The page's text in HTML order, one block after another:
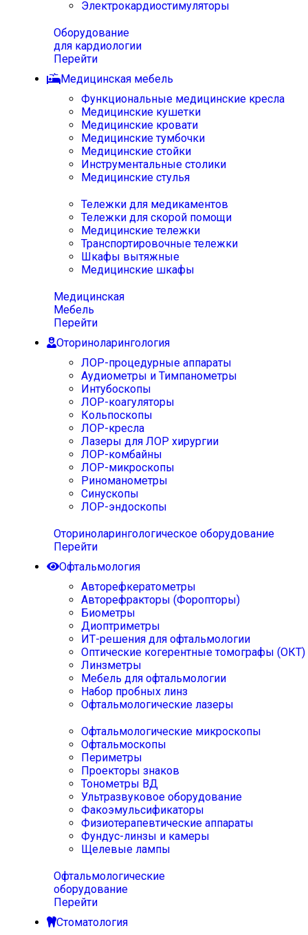
Электрокардиостимуляторы
Оборудование
для кардиологии
Перейти
Медицинская мебель
Функциональные медицинские кресла
Медицинские кушетки
Медицинские кровати
Медицинские тумбочки
Медицинские стойки
Инструментальные столики
Медицинские стулья
Тележки для медикаментов
Тележки для скорой помощи
Медицинские тележки
Транспортировочные тележки
Шкафы вытяжные
Медицинские шкафы
Медицинская
Мебель
Перейти
Оториноларингология
ЛОР-процедурные аппараты
Аудиометры и Тимпанометры
Интубоскопы
ЛОР-коагуляторы
Кольпоскопы
ЛОР-кресла
Лазеры для ЛОР хирургии
ЛОР-комбайны
ЛОР-микроскопы
Риноманометры
Синускопы
ЛОР-эндоскопы
Оториноларингологическое оборудование
Перейти
Офтальмология
Авторефкератометры
Авторефракторы (Форопторы)
Биометры
Диоптриметры
ИТ-решения для офтальмологии
Оптические когерентные томографы (ОКТ)
Линзметры
Мебель для офтальмологии
Набор пробных линз
Офтальмологические лазеры
Офтальмологические микроскопы
Офтальмоскопы
Периметры
Проекторы знаков
Тонометры ВД
Ультразвуковое оборудование
Факоэмульсификаторы
Физиотерапевтические аппараты
Фундус-линзы и камеры
Щелевые лампы
Офтальмологические
оборудование
Перейти
Стоматология